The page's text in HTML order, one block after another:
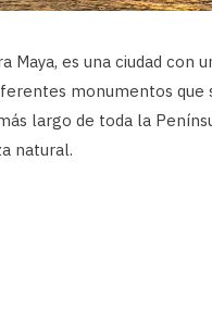
es una ciudad con
monumentos que
largo de toda la
natural.